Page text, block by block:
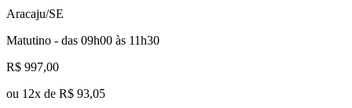
Aracaju/SE
Matutino - das 09h00 às 11h30
R$ 997,00
ou 12x de R$ 93,05